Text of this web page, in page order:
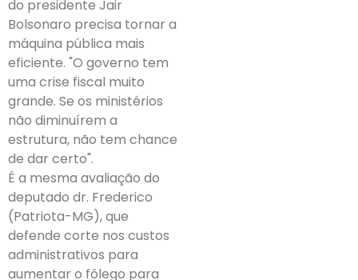
do presidente Jair
Bolsonaro precisa tornar a
máquina pública mais
eficiente. "O governo tem
uma crise fiscal muito
grande. Se os ministérios
não diminuírem a
estrutura, não tem chance
de dar certo".
É a mesma avaliação do
deputado dr. Frederico
(Patriota-MG), que
defende corte nos custos
administrativos para
aumentar o fôlego para